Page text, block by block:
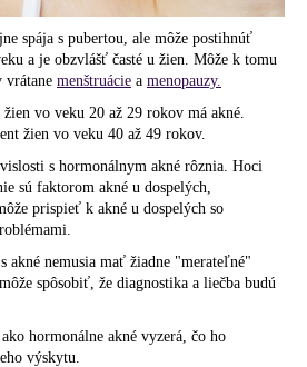
spája s pubertou, ale môže postihnúť
a je obzvlášť časté u žien. Môže k tomu
vrátane menštruácie a menopauzy.
vo veku 20 až 29 rokov má akné.
žien vo veku 40 až 49 rokov.
s hormonálnym akné rôznia. Hoci
sú faktorom akné u dospelých,
prispieť k akné u dospelých so
akné nemusia mať žiadne "merateľné"
spôsobiť, že diagnostika a liečba budú
hormonálne akné vyzerá, čo ho
výskytu.